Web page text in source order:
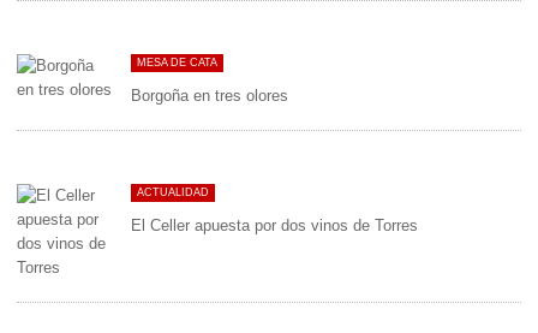
MESA DE CATA
Borgoña en tres olores
ACTUALIDAD
El Celler apuesta por dos vinos de Torres